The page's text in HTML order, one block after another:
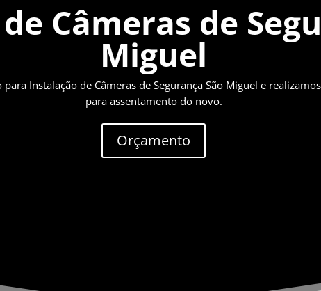
Câmeras de
Miguel
Instalação de Câmeras de Segurança São Miguel e
para assentamento do novo.
Orçamento